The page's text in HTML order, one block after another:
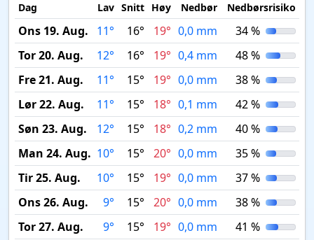
Dag Lav Snitt Høy Nedbør Nedbørsrisiko
Ons 19. Aug. 11° 16° 19° 0,0 mm
34 %
Tor 20. Aug.
12° 16° 19° 0,4 mm
48 %
Fre 21. Aug.
11° 15° 19° 0,0 mm
38 %
Lør 22. Aug.
11° 15° 18° 0,1 mm
42 %
Søn 23. Aug.
12° 15° 18° 0,2 mm
40 %
Man 24. Aug. 10° 15° 20° 0,0 mm
35 %
Tir 25. Aug.
10° 15° 19° 0,0 mm
37 %
Ons 26. Aug.
9° 15° 20° 0,0 mm
38 %
Tor 27. Aug.
9° 15° 19° 0,0 mm
41 %